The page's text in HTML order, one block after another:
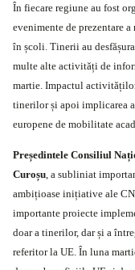
În fiecare regiune au fost
evenimente de prezentare
în școli. Tinerii au
multe alte activități de
martie. Impactul
tinerilor și apoi implicarea
europene de mobilitate
Președintele Consiliul
Curoșu, a subliniat
ambițioase inițiative ale
importante proiecte
doar a tinerilor, dar și a
referitor la UE. În luna